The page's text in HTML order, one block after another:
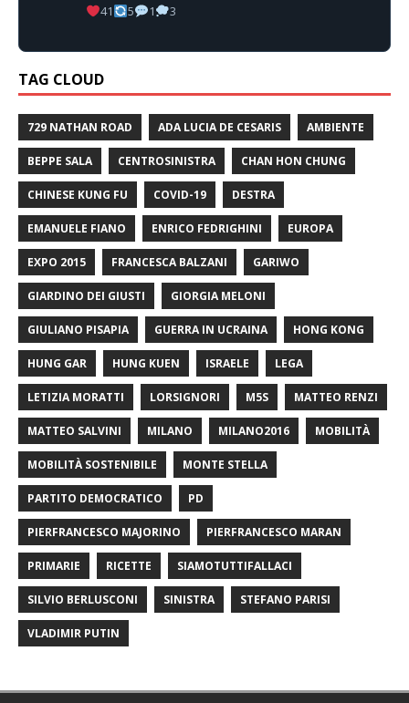
41 5 1 3
TAG CLOUD
729 NATHAN ROAD ADA LUCIA DE CESARIS AMBIENTE
BEPPE SALA CENTROSINISTRA CHAN HON CHUNG
CHINESE KUNG FU COVID-19 DESTRA
EMANUELE FIANO ENRICO FEDRIGHINI EUROPA
EXPO 2015 FRANCESCA BALZANI GARIWO
GIARDINO DEI GIUSTI GIORGIA MELONI
GIULIANO PISAPIA GUERRA IN UCRAINA HONG KONG
HUNG GAR HUNG KUEN ISRAELE LEGA
LETIZIA MORATTI LORSIGNORI M5S MATTEO RENZI
MATTEO SALVINI MILANO MILANO2016 MOBILITÀ
MOBILITÀ SOSTENIBILE MONTE STELLA
PARTITO DEMOCRATICO PD
PIERFRANCESCO MAJORINO PIERFRANCESCO MARAN
PRIMARIE RICETTE SIAMOTUTTIFALLACI
SILVIO BERLUSCONI SINISTRA STEFANO PARISI
VLADIMIR PUTIN